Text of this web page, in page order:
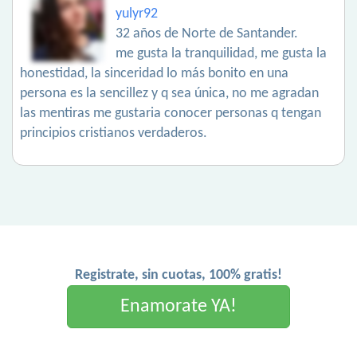
yulyr92
32 años de Norte de Santander.
me gusta la tranquilidad, me gusta la
honestidad, la sinceridad lo más bonito en una
persona es la sencillez y q sea única, no me agradan
las mentiras me gustaria conocer personas q tengan
principios cristianos verdaderos.
Registrate, sin cuotas, 100% gratis!
Enamorate YA!